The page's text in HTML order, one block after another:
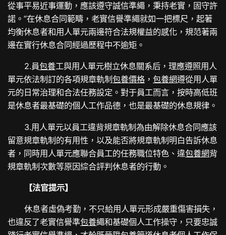
從事平易近事運動，應該遵守誠信準繩，秉持老實，固守許
諾。”在休息合同範疇，老實信譽準繩就如一把標尺，起著
均衡休息者和用人單元兩邊符合法規權益的感化，規范著兩
邊在實行休息合同經過歷程中不逾矩。
2.員包養工與用人單元樹立休息關系后，理應遵照用人
單元依法制訂的各項規章軌制包養價格 ，包養網遵從用人單
元的日常治理和合法任務設定。對于員工而言，按時高低班
是休息者最基礎的個人工作品德，也是最基礎的休息規律。
3.用人單元以員工違背規章軌制為由解除休息合同應該
留意規章軌制的有用性，以及能否將規章軌制明白告訴休息
者，同時用人單元應聯合員工的任務職位特色、違包養網背
規章軌制次數等原因綜合評判休息者的行動。
【法官提示】
休息者虛偽考勤， 不只給用人單元形成嚴重傷害損失，
也違反了老實信譽準包養繩和基礎個人工作操守， 只要忠誠